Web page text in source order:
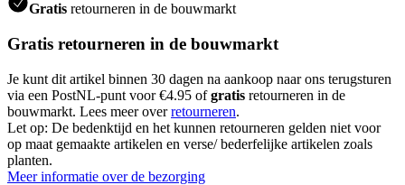
Gratis retourneren in de bouwmarkt
Gratis retourneren in de bouwmarkt
Je kunt dit artikel binnen 30 dagen na aankoop naar ons terugsturen
via een PostNL-punt voor €4.95 ofgratis retourneren in de
bouwmarkt. Lees meer overretourneren.
Let op: De bedenktijd en het kunnen retourneren gelden niet voor
op maat gemaakte artikelen en verse/ bederfelijke artikelen zoals
planten.
Meer informatie over de bezorging